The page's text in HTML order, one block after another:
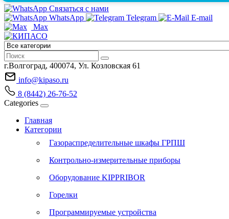
Связаться с нами
WhatsApp
Telegram
E-mail
Max
г.Волгоград, 400074, Ул. Козловская 61
info@kipaso.ru
8 (8442) 26-76-52
Categories
Главная
Категории
Газораспределительные шкафы ГРПШ
Контрольно-измерительные приборы
Оборудование KIPPRIBOR
Горелки
Программируемые устройства